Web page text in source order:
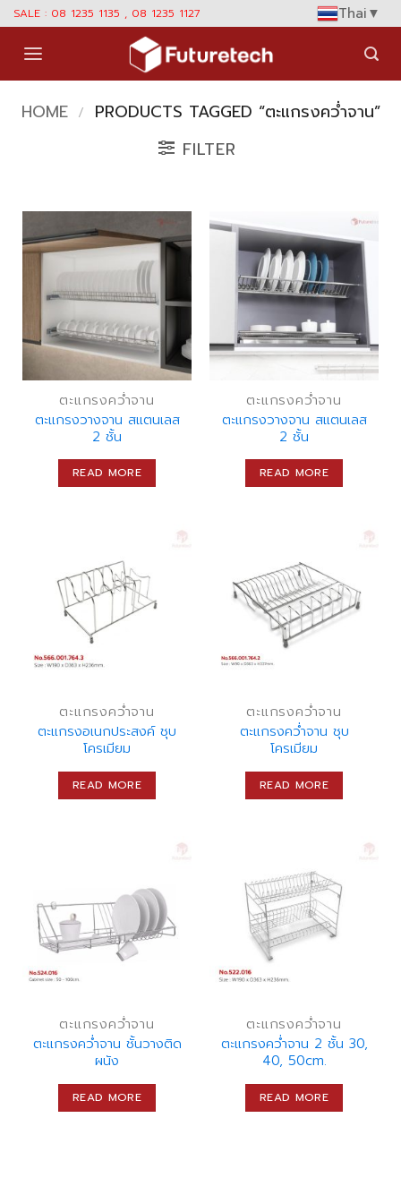
Skip
content
SALE : 08 1235 1135 , 08 1235 1127 Thai▼
HOME /
PRODUCTS TAGGED “ตะแกรงคว่ำจาน”
FILTER
ตะแกรงคว่ำจาน
ตะแกรงวางจาน สแตนเลส
2 ชั้น
READ MORE
ตะแกรงคว่ำจาน
ตะแกรงวางจาน สแตนเลส
2 ชั้น
READ MORE
ตะแกรงคว่ำจาน
ตะแกรงอเนกประสงค์ ชุบ
โครเมียม
READ MORE
ตะแกรงคว่ำจาน
ตะแกรงคว่ำจาน ชุบ
โครเมียม
READ MORE
ตะแกรงคว่ำจาน
ตะแกรงคว่ำจาน ชั้นวางติด
ผนัง
READ MORE
ตะแกรงคว่ำจาน
ตะแกรงคว่ำจาน 2 ชั้น 30,
40, 50cm.
READ MORE